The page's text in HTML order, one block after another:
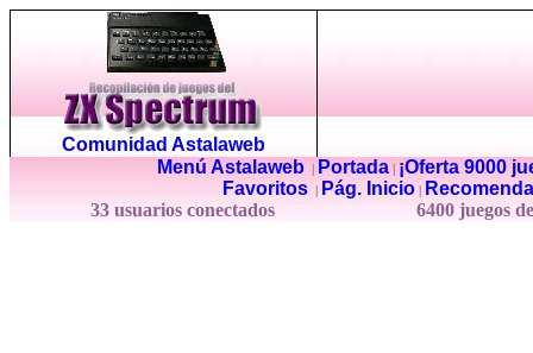
Comunidad Astalaweb
Menú Astalaweb| Portada|
¡Oferta 9000
Favoritos
Pág. Inicio
33 usuarios conectados
6400 juegos